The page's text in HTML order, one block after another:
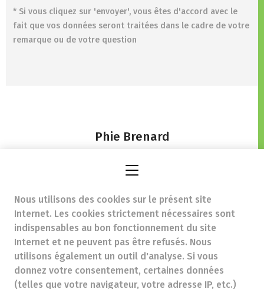
* Si vous cliquez sur 'envoyer', vous êtes d'accord avec le
fait que vos données seront traitées dans le cadre de votre
remarque ou de votre question
Phie Brenard
1430 Rebecq-Rognon
pharmaciebrenard@gmail.com - Numéro d'entreprise
(N° TVA) (BE)0414843759
Titre professionnel : Pharmacien exerçant en Belgique
Nous utilisons des cookies sur le présent site
Internet. Les cookies strictement nécessaires sont
indispensables au bon fonctionnement du site
Internet et ne peuvent pas être refusés. Nous
utilisons également un outil d'analyse. Si vous
donnez votre consentement, certaines données
(telles que votre navigateur, votre adresse IP, etc.)